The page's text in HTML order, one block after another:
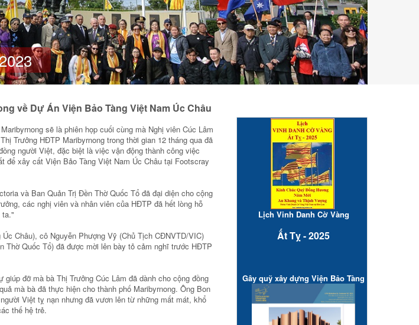
về Dự Án Viện Bảo Tàng Việt Nam Úc Châu
sẽ là phiên họp cuối cùng mà Nghị viên Cúc Lâm
Trưởng HĐTP Maribyrnong trong thời gian 12 tháng qua đã
người Việt, đặc biệt là việc vận động thành công việc
để xây cất Viện Bảo Tàng Việt Nam Úc Châu tại Footscray
và Ban Quản Trị Đền Thờ Quốc Tổ đã đại diện cho cộng
các nghị viên và nhân viên của HĐTP đã hết lòng hỗ
ta."
Châu), cô Nguyễn Phượng Vỹ (Chủ Tịch CĐNVTD/VIC)
Thờ Quốc Tổ) đã được mời lên bày tỏ cảm nghĩ trước HĐTP
đỡ mà bà Thị Trưởng Cúc Lâm đã dành cho cộng đồng
mà bà đã thực hiện cho thành phố Maribyrnong. Ông Bon
Việt tỵ nạn nhưng đã vươn lên từ những mất mát, khổ
thế hệ trẻ.
Lịch Vinh Danh Cờ Vàng
Ất Tỵ - 2025
Gây quỹ xây dựng Viện Bảo Tàng